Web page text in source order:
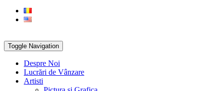
Toggle Navigation
Despre Noi
Lucrări de Vânzare
Artisti